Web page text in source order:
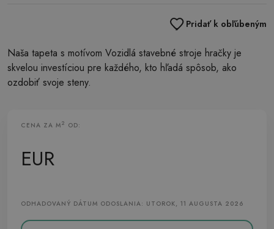
Pridať k obľúbeným
Naša tapeta s motívom Vozidlá stavebné stroje hračky je
skvelou investíciou pre každého, kto hľadá spôsob, ako
ozdobiť svoje steny.
CENA ZA M2 OD:
EUR
ODHADOVANÝ DÁTUM ODOSLANIA: UTOROK, 11 AUGUSTA 2026